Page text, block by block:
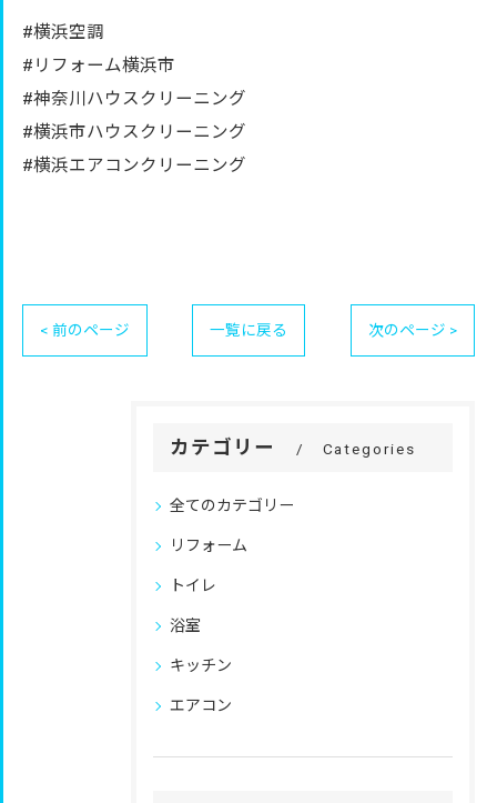
#横浜空調
#リフォーム横浜市
#神奈川ハウスクリーニング
#横浜市ハウスクリーニング
#横浜エアコンクリーニング
< 前のページ 一覧に戻る 次のページ >
カテゴリー Categories
全てのカテゴリー
リフォーム
トイレ
浴室
キッチン
エアコン